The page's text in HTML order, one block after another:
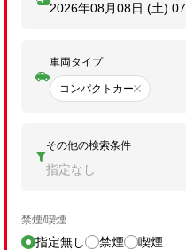
2026年08月08日 (土)
車両タイプ
コンパクトカー
その他の検索条件
指定なし
禁煙/喫煙
指定無し 禁煙 喫煙